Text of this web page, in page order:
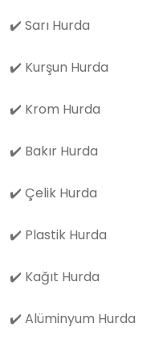
✔️ Sarı Hurda
✔️ Kurşun Hurda
✔️ Krom Hurda
✔️ Bakır Hurda
✔️ Çelik Hurda
✔️ Plastik Hurda
✔️ Kağıt Hurda
✔️ Alüminyum Hurda